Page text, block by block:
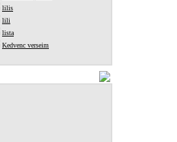
lilis
lili
lista
Kedvenc verseim